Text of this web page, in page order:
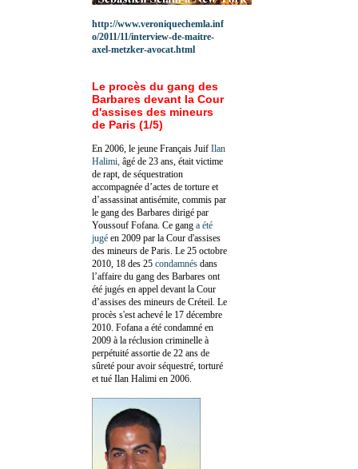
http://www.veroniquechemla.inf
o/2011/11/interview-de-maitre-
axel-metzker-avocat.html
Le procès du gang des
Barbares devant la Cour
d'assises des mineurs
de Paris (1/5)
En 2006, le jeune Français Juif Ilan
Halimi, âgé de 23 ans, était victime
de rapt, de séquestration
accompagnée d’actes de torture et
d’assassinat antisémite, commis par
le gang des Barbares dirigé par
Youssouf Fofana. Ce gang a été
jugé en 2009 par la Cour d'assises
des mineurs de Paris. Le 25 octobre
2010, 18 des 25 condamnés dans
l’affaire du gang des Barbares ont
été jugés en appel devant la Cour
d’assises des mineurs de Créteil. Le
procès s'est achevé le 17 décembre
2010. Fofana a été condamné en
2009 à la réclusion criminelle à
perpétuité assortie de 22 ans de
sûreté pour avoir séquestré, torturé
et tué Ilan Halimi en 2006.